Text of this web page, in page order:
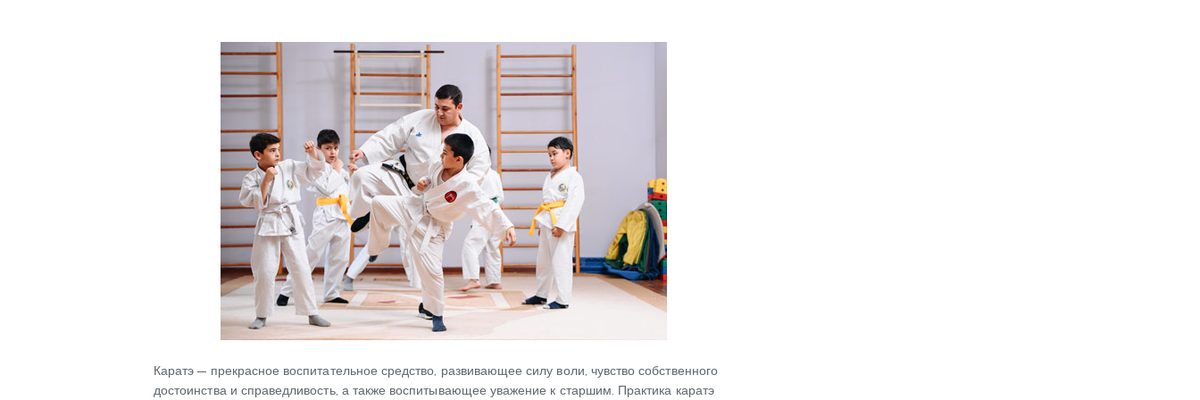
НАВЫКОВ
КОНТАКТЫ
Каратэ — прекрасное воспитательное средство, развивающее силу воли, чувство собственного
достоинства и справедливость, а также воспитывающее уважение к старшим. Практика каратэ